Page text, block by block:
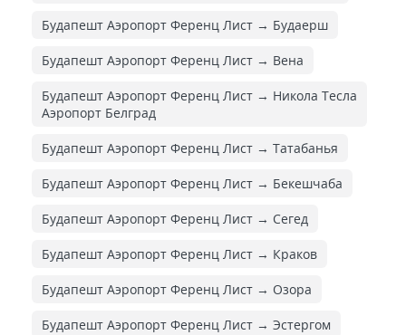
Будапешт Аэропорт Ференц Лист → Будаерш
Будапешт Аэропорт Ференц Лист → Вена
Будапешт Аэропорт Ференц Лист → Никола Тесла
Аэропорт Белград
Будапешт Аэропорт Ференц Лист → Татабанья
Будапешт Аэропорт Ференц Лист → Бекешчаба
Будапешт Аэропорт Ференц Лист → Сегед
Будапешт Аэропорт Ференц Лист → Краков
Будапешт Аэропорт Ференц Лист → Озора
Будапешт Аэропорт Ференц Лист → Эстергом